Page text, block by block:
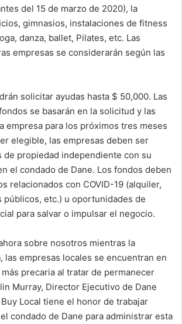
del 15 de marzo de 2020), la
gimnasios, instalaciones de fitness
danza, ballet, Pilates, etc. Las
empresas se considerarán según las
solicitar ayudas hasta $ 50,000. Las
se basarán en la solicitud y las
empresa para los próximos tres meses
elegible, las empresas deben ser
de propiedad independiente con su
el condado de Dane. Los fondos deben
relacionados con COVID-19 (alquiler,
públicos, etc.) u oportunidades de
para salvar o impulsar el negocio.
sobre nosotros mientras la
las empresas locales se encuentran en
precaria al tratar de permanecer
Murray, Director Ejecutivo de Dane
Buy Local tiene el honor de trabajar
condado de Dane para administrar esta